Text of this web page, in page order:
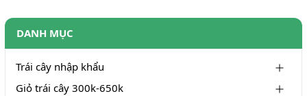
DANH MỤC
Trái cây nhập khẩu
Giỏ trái cây 300k-650k